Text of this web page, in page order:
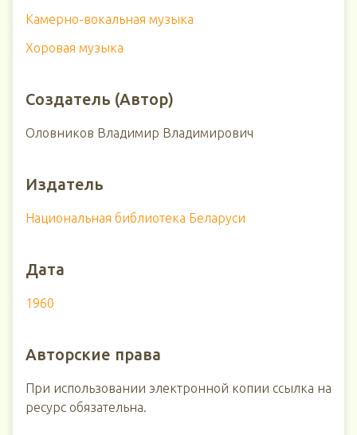
Камерно-вокальная музыка
Хоровая музыка
Создатель (Автор)
Оловников Владимир Владимирович
Издатель
Национальная библиотека Беларуси
Дата
1960
Авторские права
При использовании электронной копии ссылка на
ресурс обязательна.